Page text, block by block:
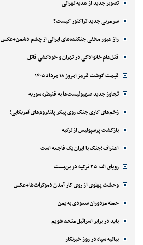
تصویر جدید از هدیه تهرانی
سرمربی جدید تراکتور کیست؟
راز عبور مخفی جنگنده‌های ایرانی از چشم دشمن+عکس
قتل‌‌عام خانوادگی در تهران و خودکشی قاتل
قیمت گوشت قرمز امروز ۱۸ مرداد ۱۴۰۵
تجاوز جدید صهیونیست‌ها به قنیطره سوریه
زخم‌های کاری جنگ روی پیکر پلتفروم‌های آمریکایی!
بازگشت پرسپولیس از ترکیه
اعتراف ؛جنگ با ایران یک فاجعه است
رویای اف-۳۵ ترکیه در بن‌بست
وحشت پهلوی از روی کار آمدن دموکرات‌ها+عکس
حمله مزدوران سعودی به یمن
باید در برابر اسرائیل متحد شویم
بیانیه سپاه در روز خبرنگار